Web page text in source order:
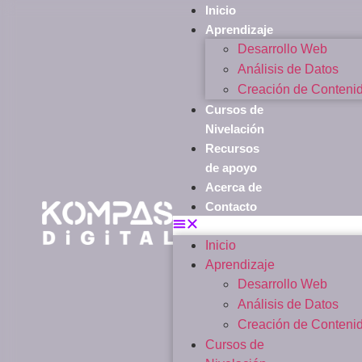
Inicio
Aprendizaje
Desarrollo Web
Análisis de Datos
Creación de
Cursos de
Nivelación
Recursos
de apoyo
Acerca de
Contacto
Inicio
Aprendizaje
Desarrollo Web
Análisis de Datos
Creación de
Cursos de